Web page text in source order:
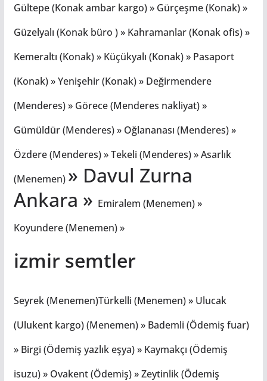
Gültepe (Konak ambar kargo) » Gürçeşme (Konak) »
Güzelyalı (Konak büro ) » Kahramanlar (Konak ofis) »
Kemeraltı (Konak) » Küçükyalı (Konak) » Pasaport
(Konak) » Yenişehir (Konak) » Değirmendere
(Menderes) » Görece (Menderes nakliyat) »
Gümüldür (Menderes) » Oğlananası (Menderes) »
Özdere (Menderes) » Tekeli (Menderes) » Asarlık
(Menemen) » Davul Zurna
Ankara » Emiralem (Menemen) »
Koyundere (Menemen) »
izmir semtler
Seyrek (Menemen)Türkelli (Menemen) » Ulucak
(Ulukent kargo) (Menemen) » Bademli (Ödemiş fuar)
» Birgi (Ödemiş yazlık eşya) » Kaymakçı (Ödemiş
isuzu) » Ovakent (Ödemiş) » Zeytinlik (Ödemiş